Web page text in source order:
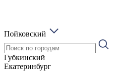
Пойковский
Губкинский
Екатеринбург